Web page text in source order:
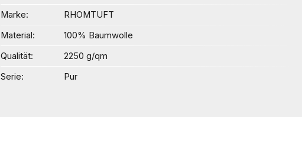
Marke
RHOMTUFT
Material
100% Baumwolle
Qualität
2250 g/qm
Serie
Pur